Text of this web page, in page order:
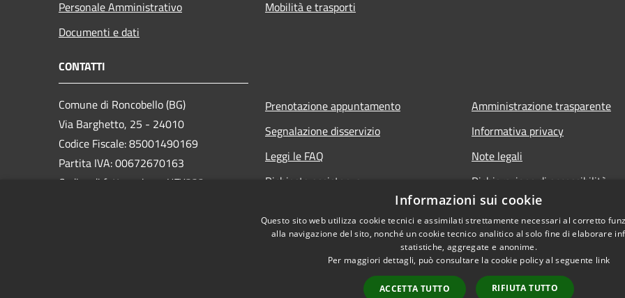
Personale Amministrativo
Documenti e dati
Mobilità e trasporti
CONTATTI
Comune di Roncobello (BG)
Via Barghetto, 25 - 24010
Codice Fiscale: 85001490169
Partita IVA: 00672670163
Codice di fatturazione: UFY332
Prenotazione appuntamento
Segnalazione disservizio
Leggi le FAQ
Richiesta assistenza
Amministrazione trasparente
Informativa privacy
Note legali
Dichiarazione di accessibilità
Informazioni sui cookie
Questo sito web utilizza cookie tecnici e assimilati strettamente necessari al corretto
alla navigazione del sito, nonché un cookie tecnico analitico al solo fine di elaborare
statistiche, aggregate e anonime.
Per maggiori dettagli, può consultare la cookie policy al seguente link
ACCETTA TUTTO RIFIUTA TUTTO